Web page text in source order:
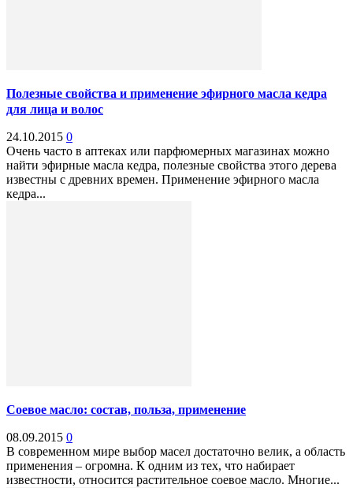
Полезные свойства и применение эфирного масла кедра
для лица и волос
24.10.2015 0
Очень часто в аптеках или парфюмерных магазинах можно
найти эфирные масла кедра, полезные свойства этого дерева
известны с древних времен. Применение эфирного масла
кедра...
Соевое масло: состав, польза, применение
08.09.2015 0
В современном мире выбор масел достаточно велик, а область
применения – огромна. К одним из тех, что набирает
известности, относится растительное соевое масло. Многие...